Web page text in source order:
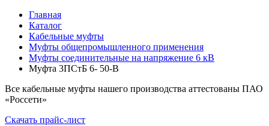
Главная
Каталог
Кабельные муфты
Муфты общепромышленного применения
Муфты соединительные на напряжение 6 кВ
Муфта 3ПСтБ 6- 50-В
Все кабельные муфты нашего производства аттестованы ПАО
«Россети»
Скачать прайс-лист